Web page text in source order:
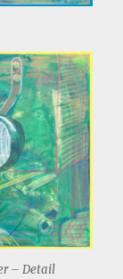
– Detail